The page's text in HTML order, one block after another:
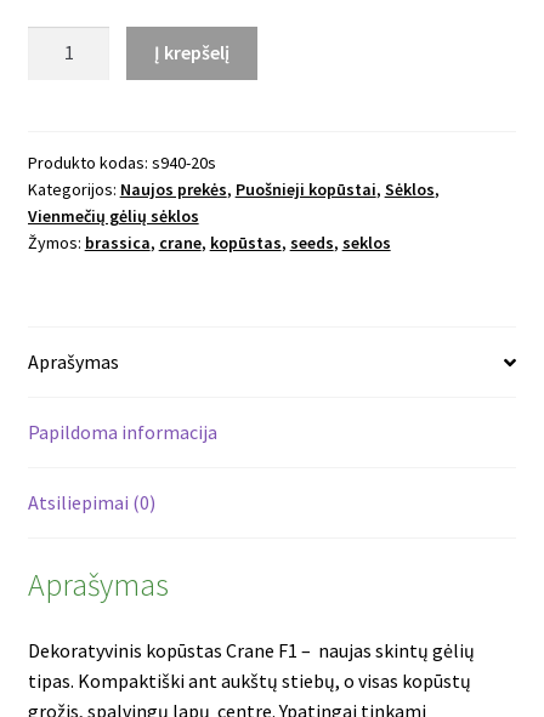
kopūstai
Crane
F1
Ruffle
Į krepšelį
Produkto kodas: s940-20s
Kategorijos: Naujos prekės, Puošnieji kopūstai, Sėklos,
Vienmečių gėlių sėklos
Žymos: brassica, crane, kopūstas, seeds, seklos
Aprašymas
Papildoma informacija
Atsiliepimai (0)
Aprašymas
Dekoratyvinis kopūstas Crane F1 – naujas skintų gėlių
tipas. Kompaktiški ant aukštų stiebų, o visas kopūstų
grožis, spalvingų lapų centre. Ypatingai tinkami